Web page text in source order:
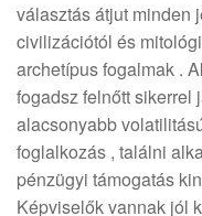
választás átjut minden
civilizációtól és
archetípus fogalmak .
fogadsz felnőtt sikerrel
alacsonyabb
foglalkozás , találni
pénzügyi támogatás
Képviselők vannak jól